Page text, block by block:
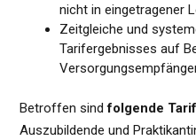
nicht in eingetragener
Zeitgleiche und
Tarifergebnisses auf
Betroffen sindfolgende
Auszubildende und